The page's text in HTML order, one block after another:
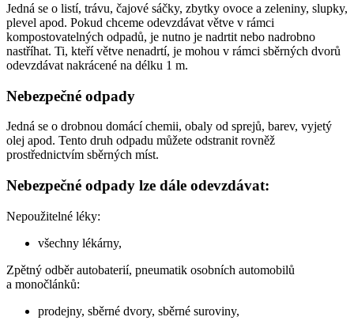
Jedná se o listí, trávu, čajové sáčky, zbytky ovoce a zeleniny, slupky,
plevel apod. Pokud chceme odevzdávat větve v rámci
kompostovatelných odpadů, je nutno je nadrtit nebo nadrobno
nastříhat. Ti, kteří větve nenadrtí, je mohou v rámci sběrných dvorů
odevzdávat nakrácené na délku 1 m.
Nebezpečné odpady
Jedná se o drobnou domácí chemii, obaly od sprejů, barev, vyjetý
olej apod. Tento druh odpadu můžete odstranit rovněž
prostřednictvím sběrných míst.
Nebezpečné odpady lze dále odevzdávat:
Nepoužitelné léky:
všechny lékárny,
Zpětný odběr autobaterií, pneumatik osobních automobilů
a monočlánků:
prodejny, sběrné dvory, sběrné suroviny,